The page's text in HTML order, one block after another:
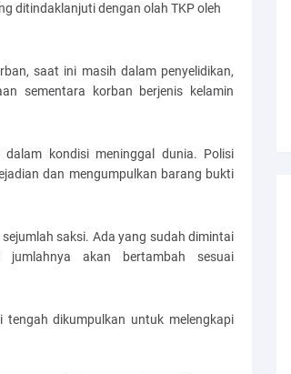
ditindaklanjuti dengan olah TKP oleh
saat ini masih dalam penyelidikan,
sementara korban berjenis kelamin
kondisi meninggal dunia. Polisi
dan mengumpulkan barang bukti
saksi. Ada yang sudah dimintai
jumlahnya akan bertambah sesuai
dikumpulkan untuk melengkapi